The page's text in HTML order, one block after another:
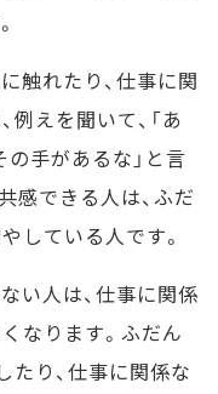
触れたり、仕事に関
えを聞いて、「あ
の手があるな」と言
感できる人は、ふだ
している人です。
い人は、仕事に関係
なります。ふだん
たり、仕事に関係な